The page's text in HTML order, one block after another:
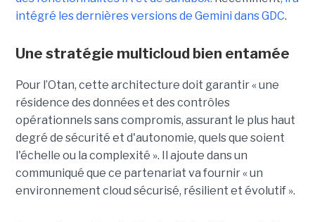
intégré les dernières versions de Gemini dans GDC.
Une stratégie multicloud bien entamée
Pour l’Otan, cette architecture doit garantir « une
résidence des données et des contrôles
opérationnels sans compromis, assurant le plus haut
degré de sécurité et d'autonomie, quels que soient
l'échelle ou la complexité ». Il ajoute dans un
communiqué que ce partenariat va fournir « un
environnement cloud sécurisé, résilient et évolutif ».